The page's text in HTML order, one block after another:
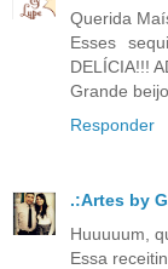
Querida
Esses
DELÍCIA!!!
Grande
Responder
.:Artes by
Huuuuum,
Essa